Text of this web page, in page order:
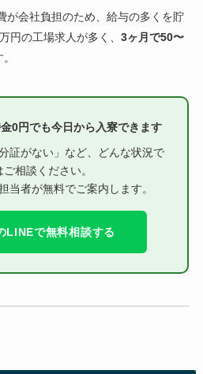
が会社負担のため、給与の多くを貯
円の工場求人が多く、 3ヶ月で50〜
0円でも今日から入寮できます
証がない」など、どんな状況で
ご相談ください。
当者が無料でご案内します。
LINEで無料相談する